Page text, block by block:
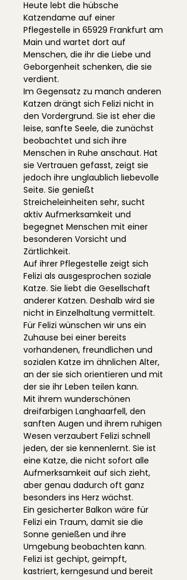
Heute lebt die hübsche
Katzendame auf einer
Pflegestelle in 65929 Frankfurt am
Main und wartet dort auf
Menschen, die ihr die Liebe und
Geborgenheit schenken, die sie
verdient.
Im Gegensatz zu manch anderen
Katzen drängt sich Felizi nicht in
den Vordergrund. Sie ist eher die
leise, sanfte Seele, die zunächst
beobachtet und sich ihre
Menschen in Ruhe anschaut. Hat
sie Vertrauen gefasst, zeigt sie
jedoch ihre unglaublich liebevolle
Seite. Sie genießt
Streicheleinheiten sehr, sucht
aktiv Aufmerksamkeit und
begegnet Menschen mit einer
besonderen Vorsicht und
Zärtlichkeit.
Auf ihrer Pflegestelle zeigt sich
Felizi als ausgesprochen soziale
Katze. Sie liebt die Gesellschaft
anderer Katzen. Deshalb wird sie
nicht in Einzelhaltung vermittelt.
Für Felizi wünschen wir uns ein
Zuhause bei einer bereits
vorhandenen, freundlichen und
sozialen Katze im ähnlichen Alter,
an der sie sich orientieren und mit
der sie ihr Leben teilen kann.
Mit ihrem wunderschönen
dreifarbigen Langhaarfell, den
sanften Augen und ihrem ruhigen
Wesen verzaubert Felizi schnell
jeden, der sie kennenlernt. Sie ist
eine Katze, die nicht sofort alle
Aufmerksamkeit auf sich zieht,
aber genau dadurch oft ganz
besonders ins Herz wächst.
Ein gesicherter Balkon wäre für
Felizi ein Traum, damit sie die
Sonne genießen und ihre
Umgebung beobachten kann.
Felizi ist gechipt, geimpft,
kastriert, kerngesund und bereit